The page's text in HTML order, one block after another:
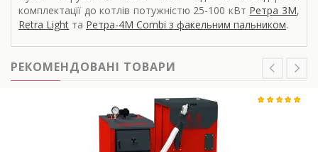
комплектації до котлів потужністю 25-100 кВт Ретра 3М,
Retra Light та Ретра-4М Combi з факельним пальником.
РЕКОМЕНДОВАНІ ТОВАРИ